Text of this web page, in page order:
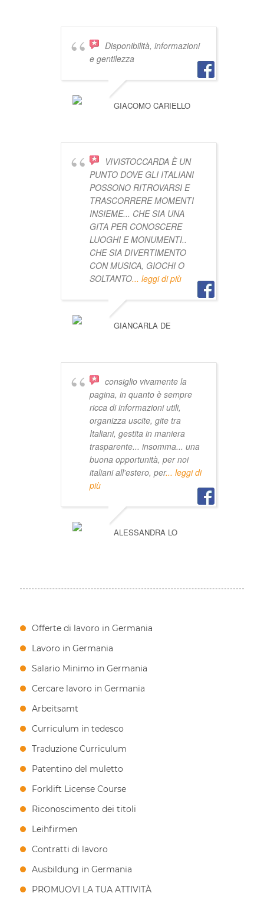
Disponibilità, informazioni
e gentilezza
GIACOMO CARIELLO
VIVISTOCCARDA È UN
PUNTO DOVE GLI ITALIANI
POSSONO RITROVARSI E
TRASCORRERE MOMENTI
INSIEME... CHE SIA UNA
GITA PER CONOSCERE
LUOGHI E MONUMENTI..
CHE SIA DIVERTIMENTO
CON MUSICA, GIOCHI O
SOLTANTO... leggi di più
GIANCARLA DE
consiglio vivamente la
pagina, in quanto è sempre
ricca di informazioni utili,
organizza uscite, gite tra
Italiani, gestita in maniera
trasparente... insomma... una
buona opportunità, per noi
italiani all'estero, per... leggi di
più
ALESSANDRA LO
Offerte di lavoro in Germania
Lavoro in Germania
Salario Minimo in Germania
Cercare lavoro in Germania
Arbeitsamt
Curriculum in tedesco
Traduzione Curriculum
Patentino del muletto
Forklift License Course
Riconoscimento dei titoli
Leihfirmen
Contratti di lavoro
Ausbildung in Germania
PROMUOVI LA TUA ATTIVITÀ